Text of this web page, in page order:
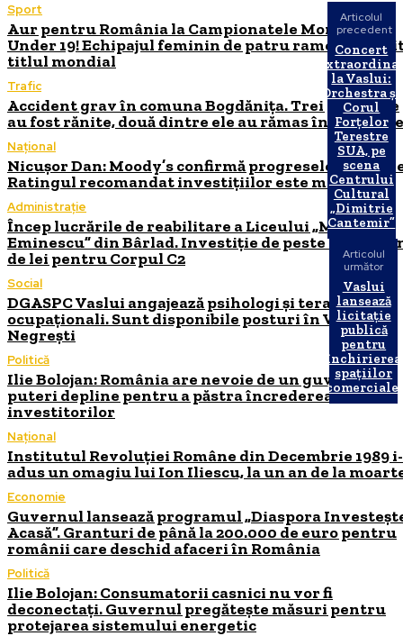
Sport
Aur pentru România la Campionatele Mondiale
Under 19! Echipajul feminin de patru rame a
titlul mondial
Trafic
Accident grav în comuna Bogdănița. Trei persoane
au fost rănite, două dintre ele au rămas încarcerate
Național
Nicușor Dan: Moody’s confirmă progresele
Ratingul recomandat investițiilor este menținut
Administrație
Încep lucrările de reabilitare a Liceului „Mihai
Eminescu” din Bârlad. Investiție de peste 18
de lei pentru Corpul C2
Social
DGASPC Vaslui angajează psihologi și terapeuți
ocupaționali. Sunt disponibile posturi în Vaslui și
Negrești
Politică
Ilie Bolojan: România are nevoie de un guvern cu
puteri depline pentru a păstra încrederea
investitorilor
Național
Institutul Revoluției Române din Decembrie 1989
adus un omagiu lui Ion Iliescu, la un an de la
Economie
Guvernul lansează programul „Diaspora
Acasă”. Granturi de până la 200.000 de euro pentru
românii care deschid afaceri în România
Politică
Ilie Bolojan: Consumatorii casnici nu vor fi
deconectați. Guvernul pregătește măsuri pentru
protejarea sistemului energetic
Articolul
precedent
Concert
la Vaslui:
Orchestra și
Corul
Forțelor
Terestre
SUA, pe
scena
Centrului
Cultural
„Dimitrie
Cantemir”
Articolul
următor
Vaslui
lansează
licitație
publică
pentru
închirierea
spațiilor
comerciale!